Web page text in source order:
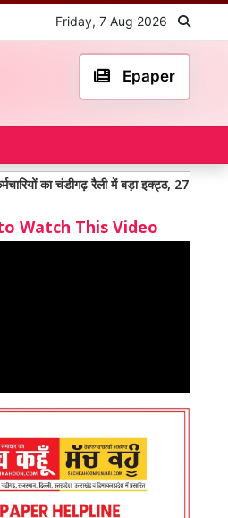
Friday, 7 Aug 2026
Epaper
रैली में बड़ा इक्ट्ठ, 27 को सीएम मान से होगी
Watch This Video